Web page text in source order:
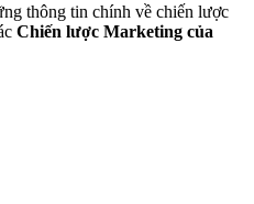
thông tin chính về chiến lược
Chiến lược Marketing của